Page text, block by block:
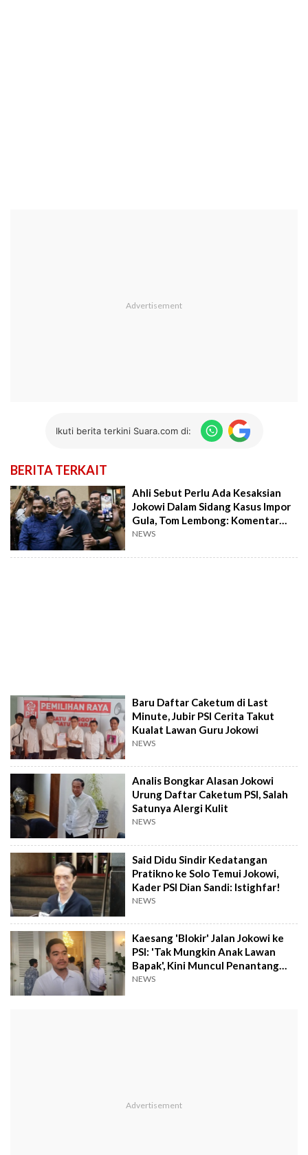
Ikuti berita terkini Suara.com di:
BERITA TERKAIT
Ahli Sebut Perlu Ada Kesaksian
Jokowi Dalam Sidang Kasus Impor
Gula, Tom Lembong: Komentar
Menarik
NEWS
Baru Daftar Caketum di Last
Minute, Jubir PSI Cerita Takut
Kualat Lawan Guru Jokowi
NEWS
Analis Bongkar Alasan Jokowi
Urung Daftar Caketum PSI, Salah
Satunya Alergi Kulit
NEWS
Said Didu Sindir Kedatangan
Pratikno ke Solo Temui Jokowi,
Kader PSI Dian Sandi: Istighfar!
NEWS
Kaesang 'Blokir' Jalan Jokowi ke
PSI: 'Tak Mungkin Anak Lawan
Bapak', Kini Muncul Penantang
Baru
NEWS